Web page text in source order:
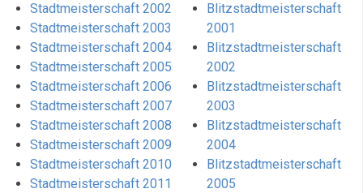
Stadtmeisterschaft 2002
Stadtmeisterschaft 2003
Stadtmeisterschaft 2004
Stadtmeisterschaft 2005
Stadtmeisterschaft 2006
Stadtmeisterschaft 2007
Stadtmeisterschaft 2008
Stadtmeisterschaft 2009
Stadtmeisterschaft 2010
Stadtmeisterschaft 2011
Blitzstadtmeisterschaft
2001
Blitzstadtmeisterschaft
2002
Blitzstadtmeisterschaft
2003
Blitzstadtmeisterschaft
2004
Blitzstadtmeisterschaft
2005